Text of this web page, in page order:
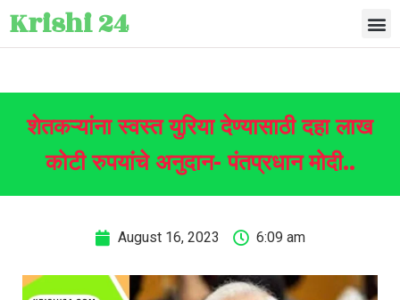
Krishi 24
शेतकऱ्यांना स्वस्त युरिया देण्यासाठी दहा लाख
कोटी रुपयांचे अनुदान- पंतप्रधान मोदी..
August 16, 2023 6:09 am